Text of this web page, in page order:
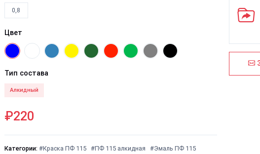
0,8
Цвет
Тип состава
Алкидный
₽220
Категории: #Краска ПФ 115 #ПФ 115 алкидная
#Эмаль ПФ 115